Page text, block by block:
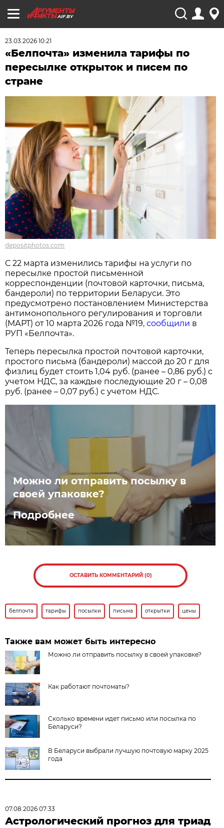
AIF.BY
23.03.2026 10:21
«Белпочта» изменила тарифы по
пересылке открыток и писем по
стране
depositphotos.com
С 22 марта изменились тарифы на услуги по
пересылке простой письменной
корреспонденции (почтовой карточки, письма,
бандероли) по территории Беларуси. Это
предусмотрено постановлением Министерства
антимонопольного регулирования и торговли
(МАРТ) от 10 марта 2026 года №19,сообщили в
РУП «Белпочта».
Теперь пересылка простой почтовой карточки,
простого письма (бандероли) массой до 20 г для
физлиц будет стоить 1,04 руб. (ранее – 0,86 руб.) с
учетом НДС, за каждые последующие 20 г – 0,08
руб. (ранее – 0,07 руб.) с учетом НДС.
Можно ли отправить посылку в
своей упаковке?
Подробнее
ОСТАВИТЬ КОММЕНТАРИЙ (0)
белпочта тарифы посылки письма открытки цены
Также вам может быть интересно
Можно ли отправить посылку в своей упаковке?
Как работают почтоматы?
Сколько времени идет письмо или посылка по
Беларуси?
В Беларуси выбрали лучшую почтовую марку 2025
года
07.08.2026 07:33
Астрологический прогноз для триад